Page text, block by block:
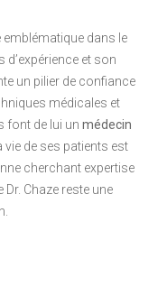
emblématique dans le
d’expérience et son
un pilier de confiance
médicales et
font de lui un médecin
vie de ses patients est
cherchant expertise
Dr. Chaze reste une